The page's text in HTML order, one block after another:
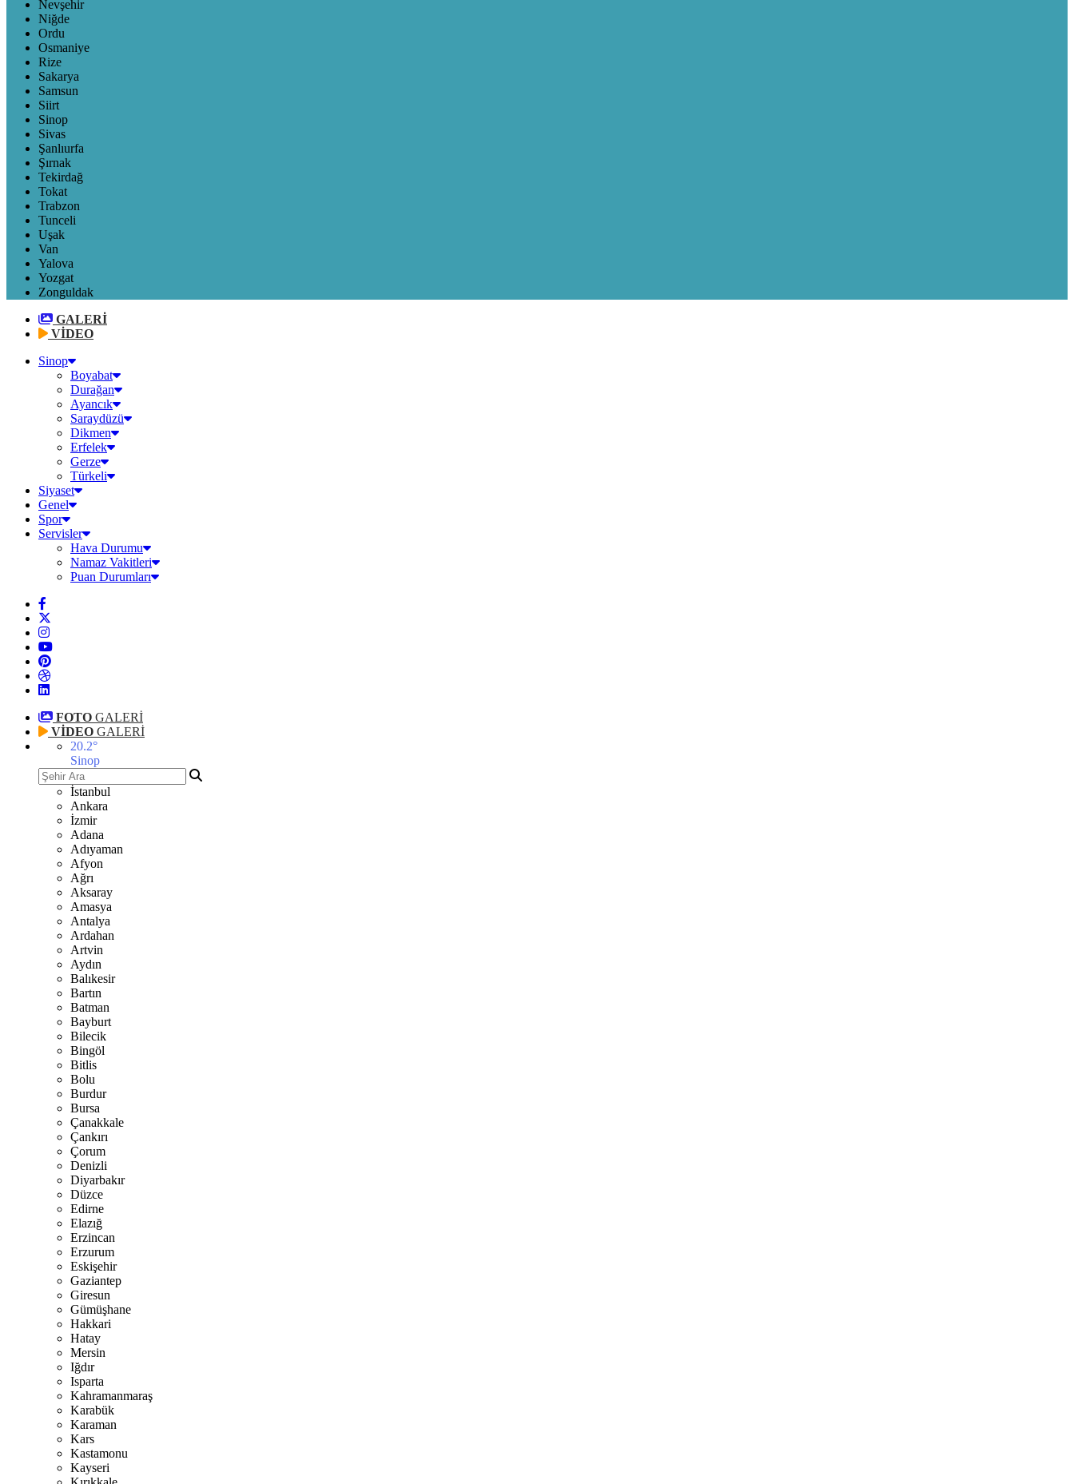
Nevşehir
Niğde
Ordu
Osmaniye
Rize
Sakarya
Samsun
Siirt
Sinop
Sivas
Şanlıurfa
Şırnak
Tekirdağ
Tokat
Trabzon
Tunceli
Uşak
Van
Yalova
Yozgat
Zonguldak
GALERİ
VİDEO
Sinop
Boyabat
Durağan
Ayancık
Saraydüzü
Dikmen
Erfelek
Gerze
Türkeli
Siyaset
Genel
Spor
Servisler
Hava Durumu
Namaz Vakitleri
Puan Durumları
FOTO GALERİ
VİDEO GALERİ
20.2°
Sinop
İstanbul
Ankara
İzmir
Adana
Adıyaman
Afyon
Ağrı
Aksaray
Amasya
Antalya
Ardahan
Artvin
Aydın
Balıkesir
Bartın
Batman
Bayburt
Bilecik
Bingöl
Bitlis
Bolu
Burdur
Bursa
Çanakkale
Çankırı
Çorum
Denizli
Diyarbakır
Düzce
Edirne
Elazığ
Erzincan
Erzurum
Eskişehir
Gaziantep
Giresun
Gümüşhane
Hakkari
Hatay
Mersin
Iğdır
Isparta
Kahramanmaraş
Karabük
Karaman
Kars
Kastamonu
Kayseri